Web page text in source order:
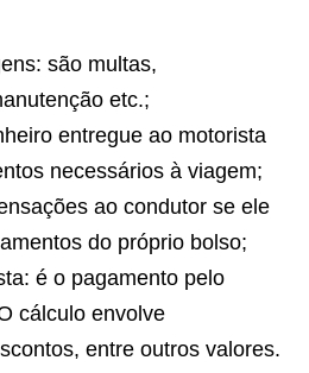
são multas,
etc.;
entregue ao motorista
necessários à viagem;
ao condutor se ele
do próprio bolso;
é o pagamento pelo
cálculo envolve
entre outros valores.